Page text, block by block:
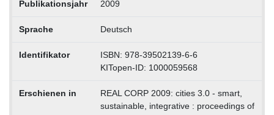
Publikationsjahr 2009
Sprache Deutsch
Identifikator
ISBN: 978-39502139-6-6
KITopen-ID: 1000059568
Erschienen in
REAL CORP 2009: cities 3.0 - smart,
sustainable, integrative : proceedings of